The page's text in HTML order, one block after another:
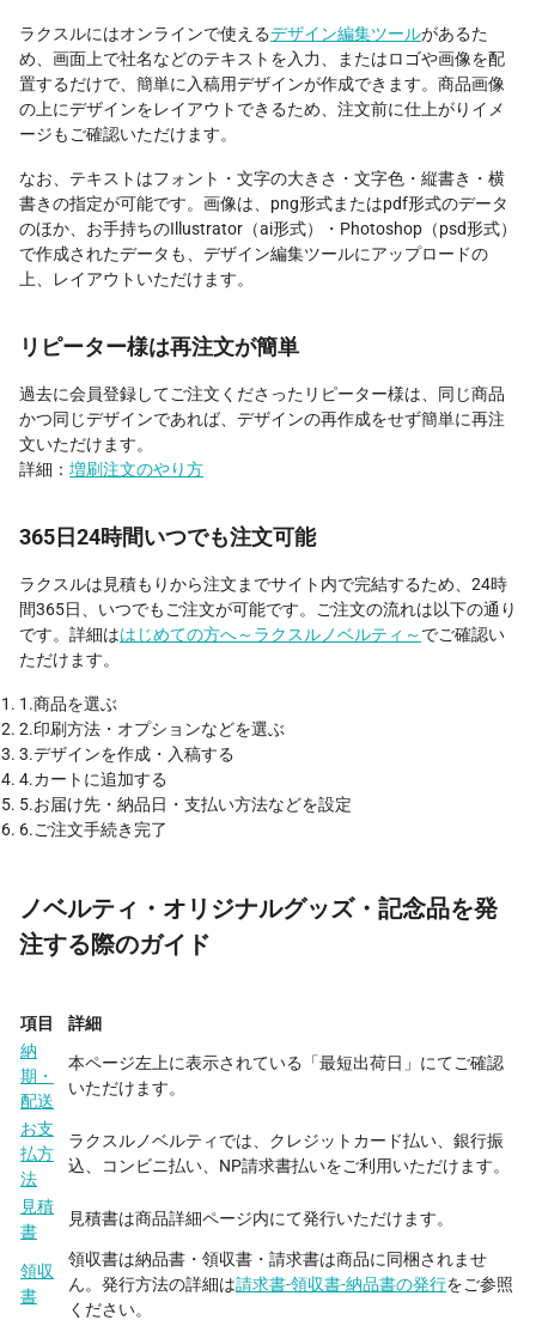
ラクスルにはオンラインで使えるデザイン編集ツールがあるた
め、画面上で社名などのテキストを入力、またはロゴや画像を配
置するだけで、簡単に入稿用デザインが作成できます。商品画像
の上にデザインをレイアウトできるため、注文前に仕上がりイメ
ージもご確認いただけます。
なお、テキストはフォント・文字の大きさ・文字色・縦書き・横
書きの指定が可能です。画像は、png形式またはpdf形式のデータ
のほか、お手持ちのIllustrator（ai形式）・Photoshop（psd形式）
で作成されたデータも、デザイン編集ツールにアップロードの
上、レイアウトいただけます。
リピーター様は再注文が簡単
過去に会員登録してご注文くださったリピーター様は、同じ商品
かつ同じデザインであれば、デザインの再作成をせず簡単に再注
文いただけます。
詳細： 増刷注文のやり方
365日24時間いつでも注文可能
ラクスルは見積もりから注文までサイト内で完結するため、24時
間365日、いつでもご注文が可能です。ご注文の流れは以下の通り
です。詳細ははじめての方へ～ラクスルノベルティ～ でご確認い
ただけます。
1.商品を選ぶ
2.印刷方法・オプションなどを選ぶ
3.デザインを作成・入稿する
4.カートに追加する
5.お届け先・納品日・支払い方法などを設定
6.ご注文手続き完了
ノベルティ・オリジナルグッズ・記念品を発
注する際のガイド
項目
詳細
納
期・
配送
本ページ左上に表示されている「最短出荷日」にてご確認
いただけます。
お支
払方
法
ラクスルノベルティでは、クレジットカード払い、銀行振
込、コンビニ払い、NP請求書払いをご利用いただけます。
見積
書
見積書は商品詳細ページ内にて発行いただけます。
領収
書
領収書は納品書・領収書・請求書は商品に同梱されませ
ん。発行方法の詳細は請求書-領収書-納品書の発行をご参照
ください。